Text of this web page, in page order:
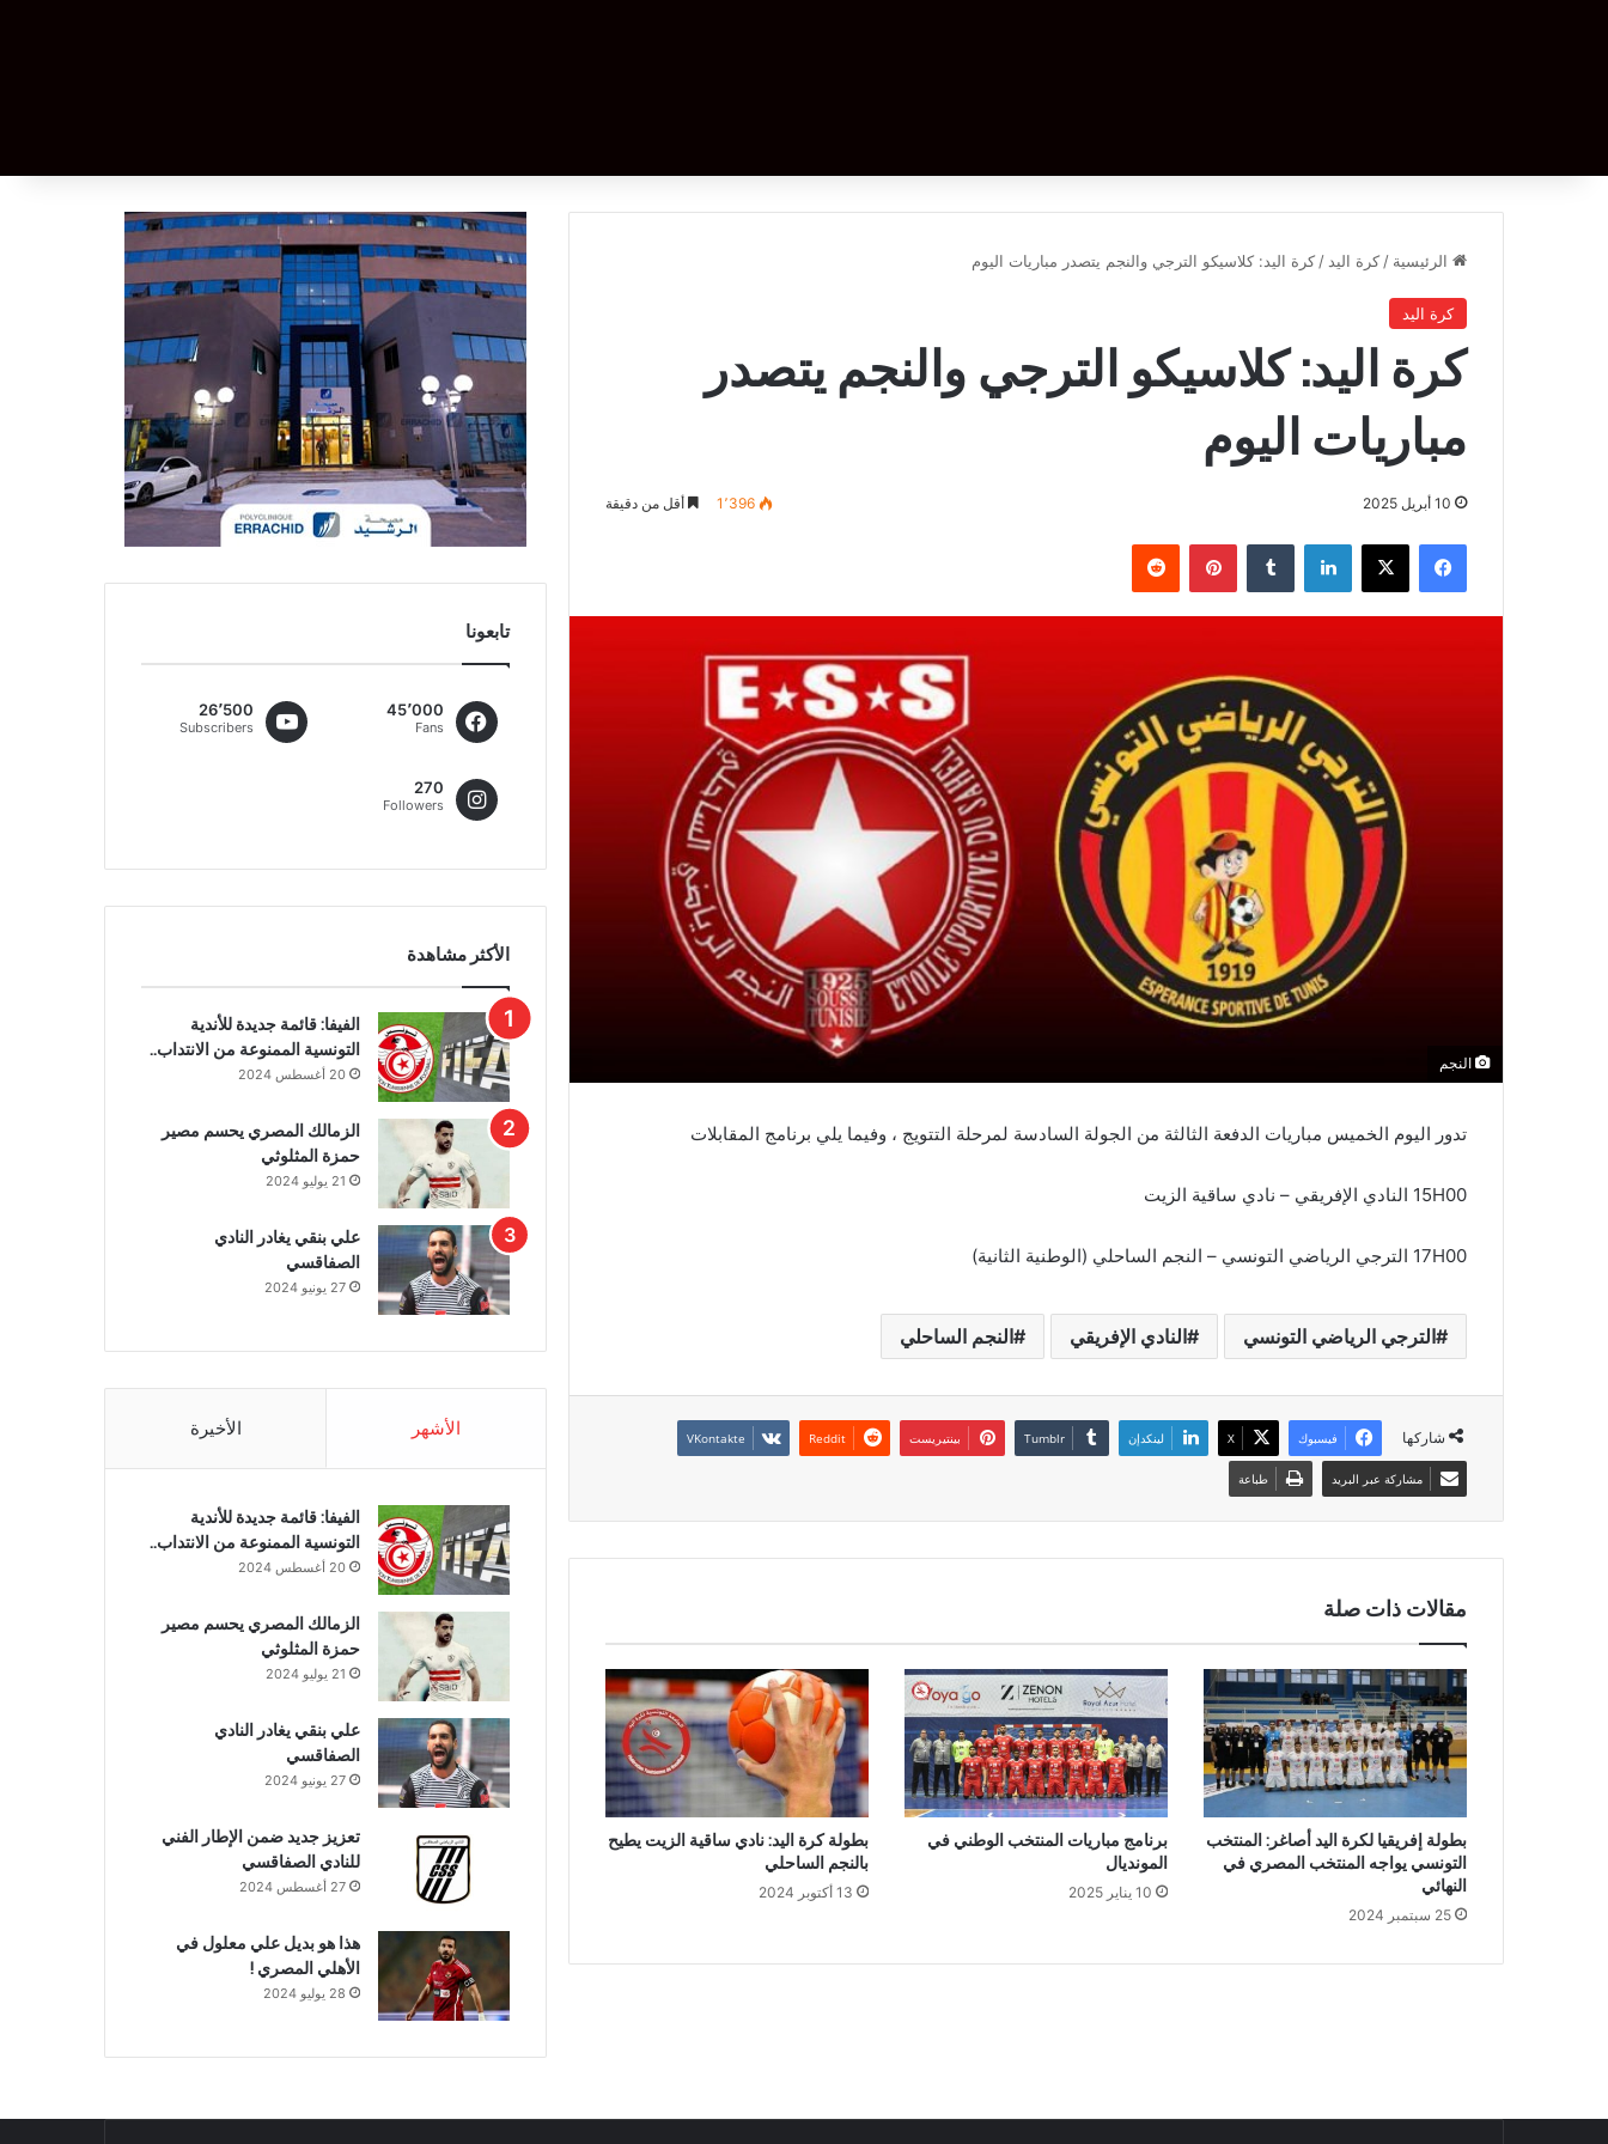
الرئيسية / كرة اليد / كرة اليد: كلاسيكو الترجي والنجم يتصدر مباريات اليوم
كرة اليد
كرة اليد: كلاسيكو الترجي والنجم يتصدر
مباريات اليوم
10 أبريل 2025 1٬396 أقل من دقيقة
فيسبوك ‫X لينكدإن بينتيريست
النجم
تدور اليوم الخميس مباريات الدفعة الثالثة من الجولة السادسة لمرحلة التتويج ، وفيما يلي برنامج المقابلات
15H00 النادي الإفريقي – نادي ساقية الزيت
17H00 الترجي الرياضي التونسي – النجم الساحلي (الوطنية الثانية)
الترجي الرياضي التونسي النادي الإفريقي النجم الساحلي
شاركها فيسبوك ‫X لينكدإن بينتيريست
مشاركة عبر البريد طباعة
مقالات ذات صلة
بطولة إفريقيا لكرة اليد أصاغر: المنتخب
التونسي يواجه المنتخب المصري في
النهائي
25 سبتمبر 2024
برنامج مباريات المنتخب الوطني في
المونديال
10 يناير 2025
بطولة كرة اليد: نادي ساقية الزيت يطيح
بالنجم الساحلي
13 أكتوبر 2024
تابعونا
45٬000
Fans
26٬500
Subscribers
270
Followers
الأكثر مشاهدة
الفيفا: قائمة جديدة للأندية
التونسية الممنوعة من الانتداب..
20 أغسطس 2024
الزمالك المصري يحسم مصير
حمزة المثلوثي
21 يوليو 2024
علي بنقي يغادر النادي
الصفاقسي
27 يونيو 2024
الأشهر الأخيرة
الفيفا: قائمة جديدة للأندية
التونسية الممنوعة من الانتداب..
20 أغسطس 2024
الزمالك المصري يحسم مصير
حمزة المثلوثي
21 يوليو 2024
علي بنقي يغادر النادي
الصفاقسي
27 يونيو 2024
تعزيز جديد ضمن الإطار الفني
للنادي الصفاقسي
27 أغسطس 2024
هذا هو بديل علي معلول في
الأهلي المصري !
28 يوليو 2024